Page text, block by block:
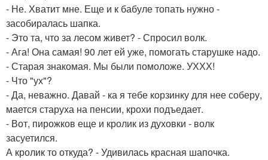
- Не. Хватит мне. Еще и к бабуле топать нужно -
засобиралась шапка.
- Это та, что за лесом живет? - Спросил волк.
- Ага! Она самая! 90 лет ей уже, помогать старушке надо.
- Старая знакомая. Мы были помоложе. УХХХ!
- Что "ух"?
- Да, неважно. Давай - ка я тебе корзинку для нее соберу,
мается старуха на пенсии, крохи подъедает.
- Вот, пирожков еще и кролик из духовки - волк
засуетился.
А кролик то откуда? - Удивилась красная шапочка.